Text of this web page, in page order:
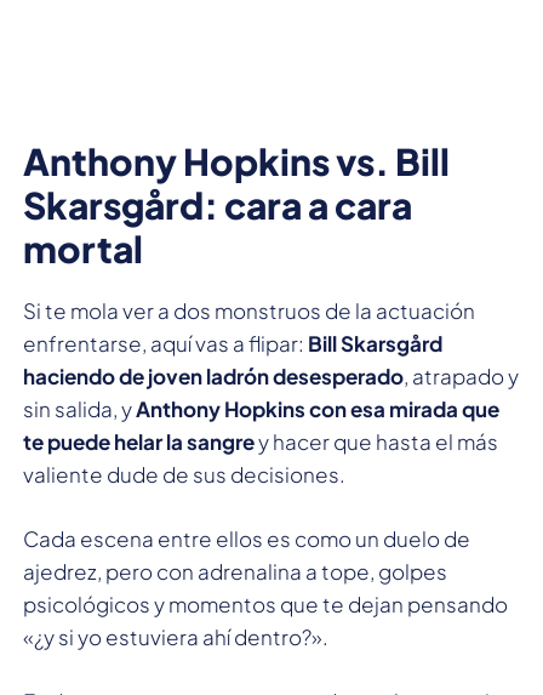
Anthony Hopkins vs. Bill
Skarsgård: cara a cara
mortal
Si te mola ver a dos monstruos de la actuación
enfrentarse, aquí vas a flipar: Bill Skarsgård
haciendo de joven ladrón desesperado, atrapado y
sin salida, yAnthony Hopkins con esa mirada que
te puede helar la sangrey hacer que hasta el más
valiente dude de sus decisiones.
Cada escena entre ellos es como un duelo de
ajedrez, pero con adrenalina a tope, golpes
psicológicos y momentos que te dejan pensando
«¿y si yo estuviera ahí dentro?».